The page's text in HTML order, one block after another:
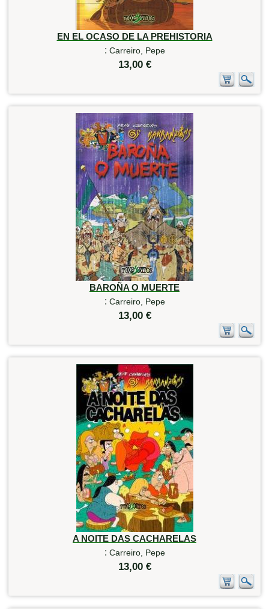
EN EL OCASO DE LA PREHISTORIA
: Carreiro, Pepe
13,00 €
BAROÑA O MUERTE
: Carreiro, Pepe
13,00 €
A NOITE DAS CACHARELAS
: Carreiro, Pepe
13,00 €